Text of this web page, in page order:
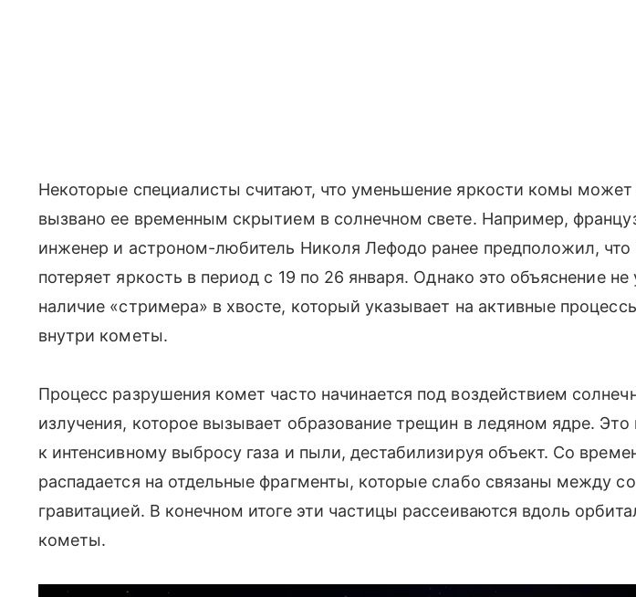
Некоторые специалисты считают, что уменьшение яркости комы
вызвано ее временным скрытием в солнечном свете. Например,
инженер и астроном-любитель Николя Лефодо ранее предположил, что
потеряет яркость в период с 19 по 26 января. Однако это объяснение не
наличие «стримера» в хвосте, который указывает на активные
внутри кометы.
Процесс разрушения комет часто начинается под воздействием
излучения, которое вызывает образование трещин в ледяном ядре. Это
к интенсивному выбросу газа и пыли, дестабилизируя объект. Со
распадается на отдельные фрагменты, которые слабо связаны между
гравитацией. В конечном итоге эти частицы рассеиваются вдоль
кометы.